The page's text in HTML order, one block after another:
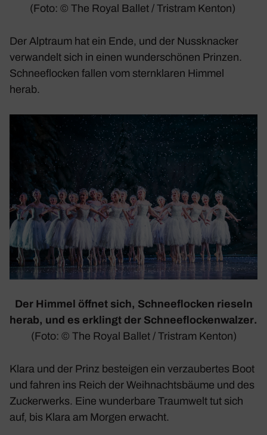
(Foto: © The Royal Ballet / Tristram Kenton)
Der Alptraum hat ein Ende, und der Nuss­kna­cker
verwan­delt sich in einen wunder­schönen Prinzen.
Schnee­flo­cken fallen vom stern­klaren Himmel
herab.
Der Himmel öffnet sich, Schnee­flo­cken rieseln
herab, und es erklingt der Schnee­flo­cken­walzer.
(Foto: © The Royal Ballet / Tristram Kenton)
Klara und der Prinz besteigen ein verzau­bertes Boot
und fahren ins Reich der Weih­nachts­bäume und des
Zucker­werks. Eine wunder­bare Traum­welt tut sich
auf, bis Klara am Morgen erwacht.